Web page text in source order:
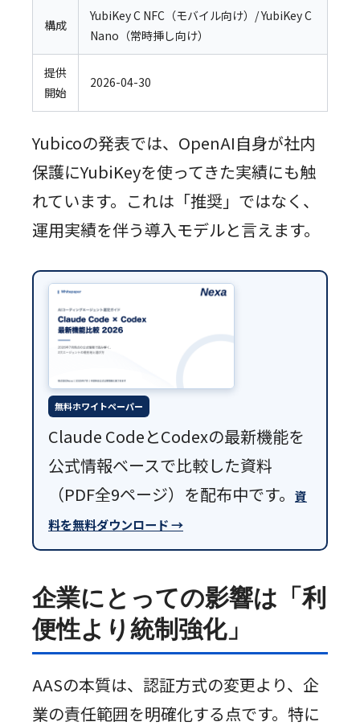
構成
YubiKey C NFC（モバイル向け）/ YubiKey C
Nano（常時挿し向け）
提供
開始
2026-04-30
Yubicoの発表では、OpenAI自身が社内
保護にYubiKeyを使ってきた実績にも触
れています。これは「推奨」ではなく、
運用実績を伴う導入モデルと言えます。
無料ホワイトペーパー
Claude CodeとCodexの最新機能を
公式情報ベースで比較した資料
（PDF全9ページ）を配布中です。 資
料を無料ダウンロード →
企業にとっての影響は「利
便性より統制強化」
AASの本質は、認証方式の変更より、企
業の責任範囲を明確化する点です。特に